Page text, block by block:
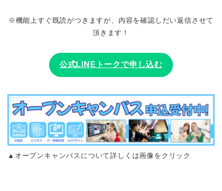
※機能上すぐ既読がつきますが、内容を確認しだい返信させて
頂きます！
公式LINEトークで申し込む
▲オープンキャンパスについて詳しくは画像をクリック